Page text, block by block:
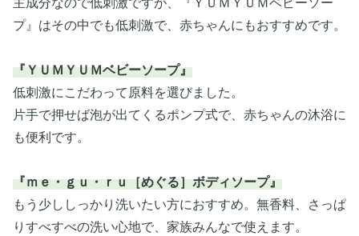
プ』はその中でも低刺激で、赤ちゃんにもおすすめです。
『ＹＵＭＹＵＭベビーソープ』
低刺激にこだわって原料を選びました。
片手で押せば泡が出てくるポンプ式で、赤ちゃんの沐浴に
も便利です。
『ｍｅ・ｇｕ・ｒｕ［めぐる］ボディソープ』
もう少ししっかり洗いたい方におすすめ。無香料、さっぱ
りすべすべの洗い心地で、家族みんなで使えます。